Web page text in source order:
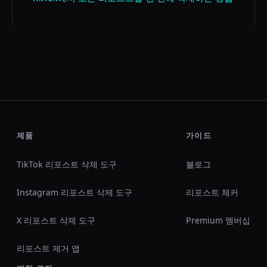
제품
TikTok 리포스트 삭제 도구
Instagram 리포스트 삭제 도구
X 리포스트 삭제 도구
리포스트 제거 앱
가이드
블로그
리포스트 체커
Premium 멤버십